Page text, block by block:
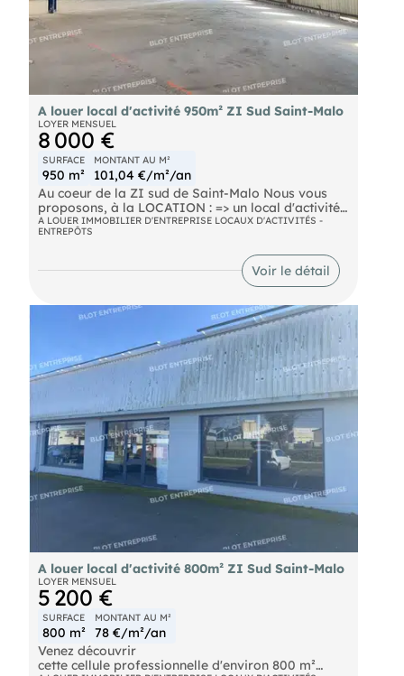
A louer local d'activité 950m² ZI Sud Saint-Malo
LOYER MENSUEL
8 000 €
SURFACE
950 m²
MONTANT AU M²
101,04 €/m²/an
Au coeur de la ZI sud de Saint-Malo Nous vous
proposons, à la LOCATION : => un local d'activités
d'environ 950 m² au sol et 1 200 m² développés.
- sanitaires, douches, vestiaires
- et bureaux privatifs. 30 places de parking
privatives Les informations sur les risques
naturels, miniers, ou technologiques, auxquels ces
A LOUER IMMOBILIER D'ENTREPRISE LOCAUX D'ACTIVITÉS -
ENTREPÔTS
Voir le détail
A louer local d'activité 800m² ZI Sud Saint-Malo
LOYER MENSUEL
5 200 €
SURFACE
800 m²
MONTANT AU M²
78 €/m²/an
Venez découvrir
cette cellule professionnelle d'environ 800 m²